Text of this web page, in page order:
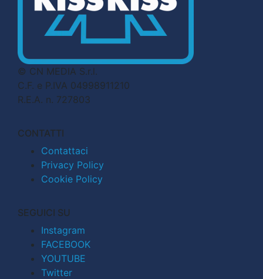
© CN MEDIA S.r.l.
C.F. e P.IVA 04998911210
R.E.A. n. 727803
CONTATTI
Contattaci
Privacy Policy
Cookie Policy
SEGUICI SU
Instagram
FACEBOOK
YOUTUBE
Twitter